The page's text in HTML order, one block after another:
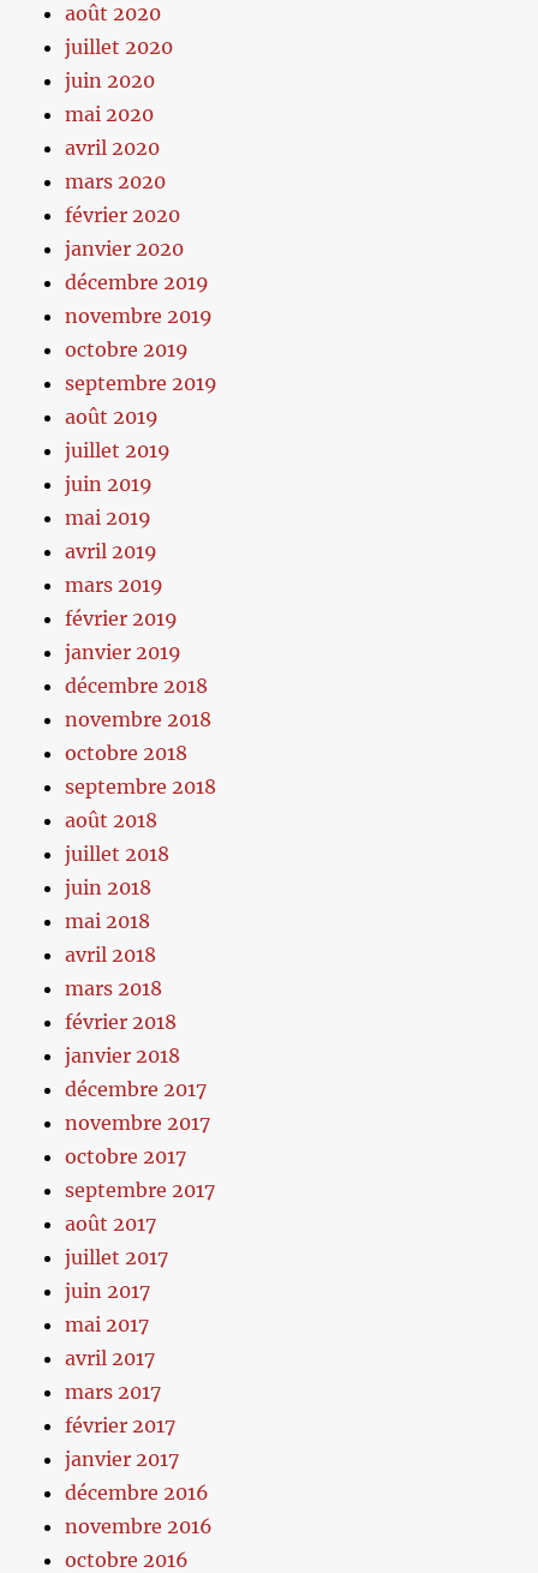
août 2020
juillet 2020
juin 2020
mai 2020
avril 2020
mars 2020
février 2020
janvier 2020
décembre 2019
novembre 2019
octobre 2019
septembre 2019
août 2019
juillet 2019
juin 2019
mai 2019
avril 2019
mars 2019
février 2019
janvier 2019
décembre 2018
novembre 2018
octobre 2018
septembre 2018
août 2018
juillet 2018
juin 2018
mai 2018
avril 2018
mars 2018
février 2018
janvier 2018
décembre 2017
novembre 2017
octobre 2017
septembre 2017
août 2017
juillet 2017
juin 2017
mai 2017
avril 2017
mars 2017
février 2017
janvier 2017
décembre 2016
novembre 2016
octobre 2016